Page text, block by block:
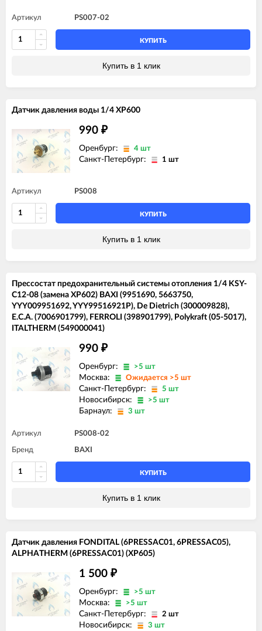
Артикул PS007-02
КУПИТЬ
Купить в 1 клик
Датчик давления воды 1/4 XP600
990 ₽
Оренбург: 4 шт
Санкт-Петербург: 1 шт
Артикул PS008
КУПИТЬ
Купить в 1 клик
Прессостат предохранительный системы отопления 1/4 KSY-
C12-08 (замена XP602) BAXI (9951690, 5663750,
YYY009951692, YYY99516921P), De Dietrich (300009828),
E.C.A. (7006901799), FERROLI (398901799), Polykraft (05-5017),
ITALTHERM (549000041)
990 ₽
Оренбург: >5 шт
Москва: Ожидается >5 шт
Санкт-Петербург: 5 шт
Новосибирск: >5 шт
Барнаул: 3 шт
Артикул PS008-02
Бренд BAXI
КУПИТЬ
Купить в 1 клик
Датчик давления FONDITAL (6PRESSAC01, 6PRESSAC05),
ALPHATHERM (6PRESSAC01) (XP605)
1 500 ₽
Оренбург: >5 шт
Москва: >5 шт
Санкт-Петербург: 2 шт
Новосибирск: 3 шт